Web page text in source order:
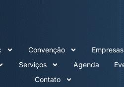
Convenção
Empresas
Serviços
Agenda
Contato